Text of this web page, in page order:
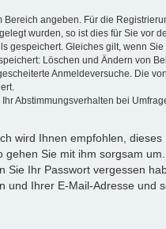
angeben. Für die
wurden, so ist dies für Sie vor
Gleiches gilt, wenn
Löschen und Ändern von
Anmeldeversuche. Die
Abstimmungsverhalten bei
wird Ihnen empfohlen,
Sie mit ihm sorgsam
Ihr Passwort vergessen
und Ihrer E-Mail-Adresse und